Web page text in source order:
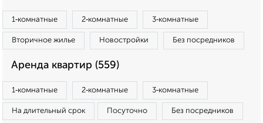
1‑комнатные 2‑комнатные 3‑комнатные
Вторичное жилье Новостройки Без посредников
Аренда квартир (559)
1‑комнатные 2‑комнатные 3‑комнатные
На длительный срок Посуточно Без посредников